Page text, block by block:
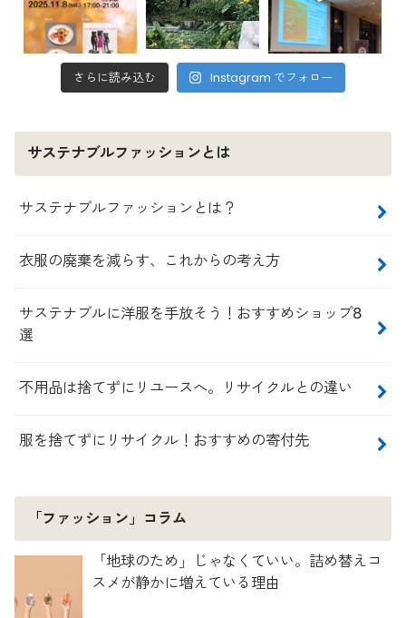
さらに読み込む Instagram でフォロー
サステナブルファッションとは
サステナブルファッションとは？
衣服の廃棄を減らす、これからの考え方
サステナブルに洋服を手放そう！おすすめショップ8
選
不用品は捨てずにリユースへ。リサイクルとの違い
服を捨てずにリサイクル！おすすめの寄付先
「ファッション」コラム
「地球のため」じゃなくていい。詰め替えコ
スメが静かに増えている理由